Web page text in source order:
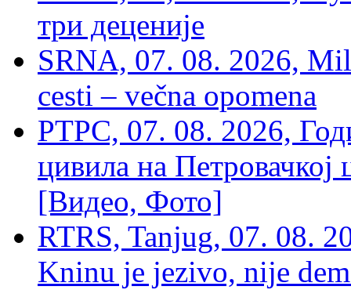
три деценије
SRNA, 07. 08. 2026,
cesti – večna opomena
РТРС, 07. 08. 2026,
цивила на Петровачкој
[Видео, Фото]
RTRS, Tanjug, 07. 08.
Kninu je jezivo, nije